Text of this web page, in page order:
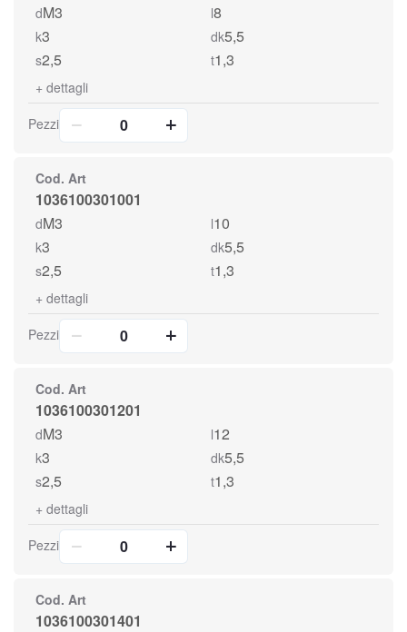
dM3 l8
k3 dk5,5
s2,5 t1,3
+ dettagli
Pezzi
Cod. Art
1036100301001
dM3 l10
k3 dk5,5
s2,5 t1,3
+ dettagli
Pezzi
Cod. Art
1036100301201
dM3 l12
k3 dk5,5
s2,5 t1,3
+ dettagli
Pezzi
Cod. Art
1036100301401